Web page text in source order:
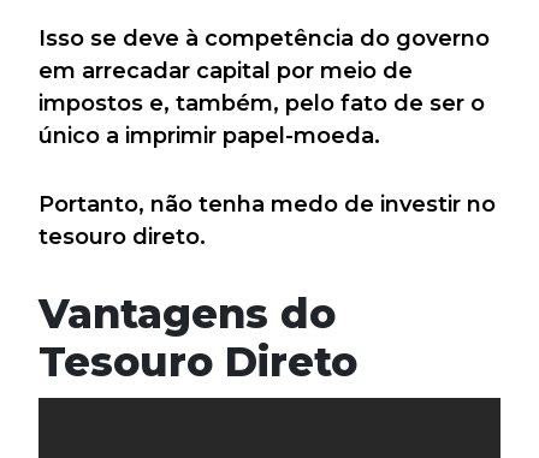
Isso se deve à competência do governo
em arrecadar capital por meio de
impostos e, também, pelo fato de ser o
único a imprimir papel-moeda.
Portanto, não tenha medo de investir no
tesouro direto.
Vantagens do
Tesouro Direto